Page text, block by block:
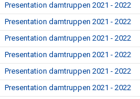
Presentation damtruppen 2021 - 2022
Presentation damtruppen 2021 - 2022
Presentation damtruppen 2021 - 2022
Presentation damtruppen 2021 - 2022
Presentation damtruppen 2021 - 2022
Presentation damtruppen 2021 - 2022